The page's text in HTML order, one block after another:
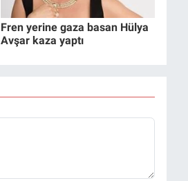
Fren yerine gaza basan Hülya
Avşar kaza yaptı